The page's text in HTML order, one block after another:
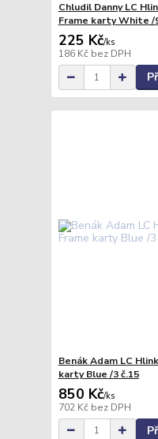
Chludil Danny LC
Frame karty White /
225 Kč/ks
186 Kč bez DPH
Benák Adam LC
karty Blue /3 č.15
850 Kč/ks
702 Kč bez DPH